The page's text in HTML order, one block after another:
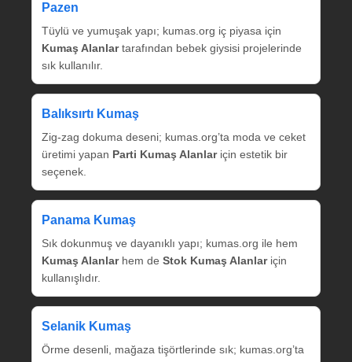
Pazen
Tüylü ve yumuşak yapı; kumas.org iç piyasa için
Kumaş Alanlartarafından bebek giysisi projelerinde
sık kullanılır.
Balıksırtı Kumaş
Zig‑zag dokuma deseni; kumas.org’ta moda ve ceket
üretimi yapan Parti Kumaş Alanlariçin estetik bir
seçenek.
Panama Kumaş
Sık dokunmuş ve dayanıklı yapı; kumas.org ile hem
Kumaş Alanlarhem de Stok Kumaş Alanlariçin
kullanışlıdır.
Selanik Kumaş
Örme desenli, mağaza tişörtlerinde sık; kumas.org’ta